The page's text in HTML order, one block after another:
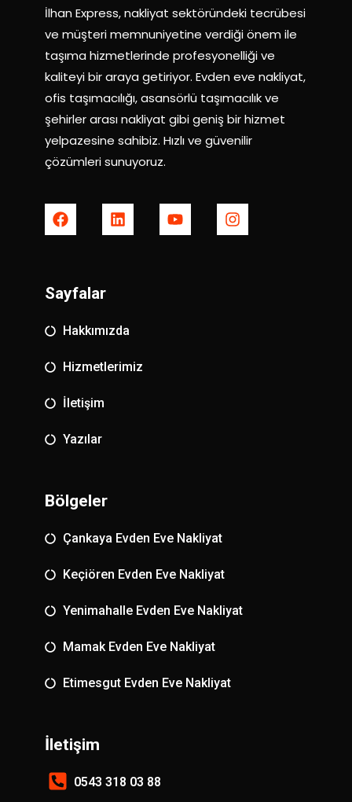
İlhan Express, nakliyat sektöründeki tecrübesi
ve müşteri memnuniyetine verdiği önem ile
taşıma hizmetlerinde profesyonelliği ve
kaliteyi bir araya getiriyor. Evden eve nakliyat,
ofis taşımacılığı, asansörlü taşımacılık ve
şehirler arası nakliyat gibi geniş bir hizmet
yelpazesine sahibiz. Hızlı ve güvenilir
çözümleri sunuyoruz.
Sayfalar
Hakkımızda
Hizmetlerimiz
İletişim
Yazılar
Bölgeler
Çankaya Evden Eve Nakliyat
Keçiören Evden Eve Nakliyat
Yenimahalle Evden Eve Nakliyat
Mamak Evden Eve Nakliyat
Etimesgut Evden Eve Nakliyat
İletişim
0543 318 03 88